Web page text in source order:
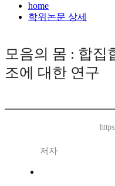
home
학위논문 상세
모음의 몸 : 합집
조에 대한 연구
저자